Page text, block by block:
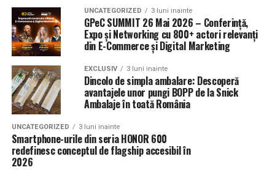
UNCATEGORIZED 3 luni inainte
GPeC SUMMIT 26 Mai 2026 – Conferință,
Expo și Networking cu 800+ actori relevanți
din E-Commerce și Digital Marketing
EXCLUSIV 3 luni inainte
Dincolo de simpla ambalare: Descoperă
avantajele unor pungi BOPP de la Snick
Ambalaje în toată România
UNCATEGORIZED 3 luni inainte
Smartphone-urile din seria HONOR 600
redefinesc conceptul de flagship accesibil în
2026